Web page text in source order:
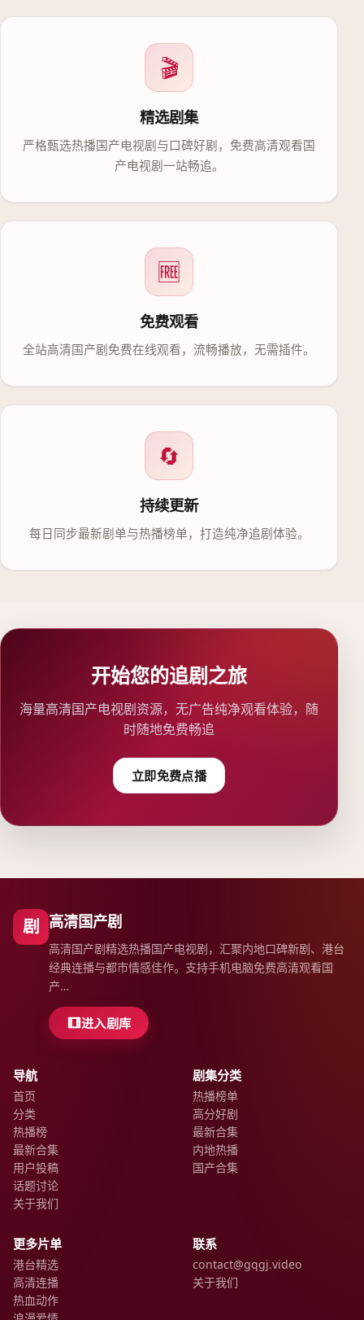
🎬
精选剧集
严格甄选热播国产电视剧与口碑好剧，免费高清观看国
产电视剧一站畅追。
🆓
免费观看
全站高清国产剧免费在线观看，流畅播放，无需插件。
🔄
持续更新
每日同步最新剧单与热播榜单，打造纯净追剧体验。
开始您的追剧之旅
海量高清国产电视剧资源，无广告纯净观看体验，随
时随地免费畅追
立即免费点播
剧 高清国产剧
高清国产剧精选热播国产电视剧，汇聚内地口碑新剧、港台
经典连播与都市情感佳作。支持手机电脑免费高清观看国
产…
进入剧库
导航
首页
分类
热播榜
最新合集
用户投稿
话题讨论
关于我们
剧集分类
热播榜单
高分好剧
最新合集
内地热播
国产合集
更多片单
港台精选
高清连播
热血动作
联系
contact@gqgj.video
关于我们